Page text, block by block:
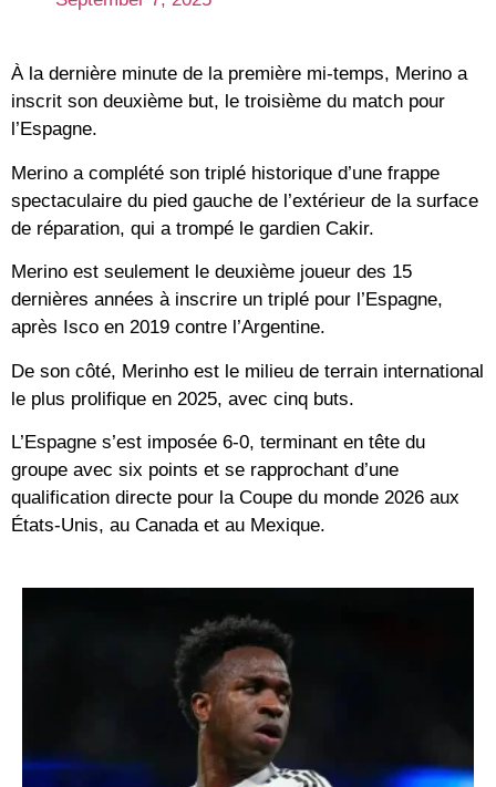
À la dernière minute de la première mi-temps, Merino a
inscrit son deuxième but, le troisième du match pour
l’Espagne.
Merino a complété son triplé historique d’une frappe
spectaculaire du pied gauche de l’extérieur de la surface
de réparation, qui a trompé le gardien Cakir.
Merino est seulement le deuxième joueur des 15
dernières années à inscrire un triplé pour l’Espagne,
après Isco en 2019 contre l’Argentine.
De son côté, Merinho est le milieu de terrain international
le plus prolifique en 2025, avec cinq buts.
L’Espagne s’est imposée 6-0, terminant en tête du
groupe avec six points et se rapprochant d’une
qualification directe pour la Coupe du monde 2026 aux
États-Unis, au Canada et au Mexique.